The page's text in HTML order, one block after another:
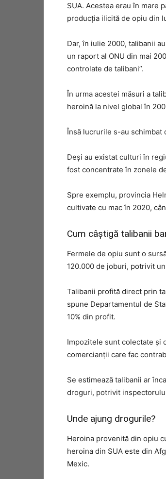
SUA. Acestea erau în mare
producția ilicită de opiu din
Dar, în iulie 2000, talibanii
un raport al ONU din mai
controlate de talibani”.
În urma acestei măsuri a
heroină la nivel global în
Însă lucrurile s-au schimbat
Deși au existat culturi în
fost concentrate în zonele
Spre exemplu, provincia
cultivate cu mac în 2020,
Cum câștigă talibanii
Fermele de opiu sunt o
120.000 de joburi, potrivit
Talibanii profită direct prin
spune Departamentul de
10% din profit.
Impozitele sunt colectate și
comercianții care fac
Se estimează talibanii ar
droguri, potrivit
Unde ajung drogurile?
Heroina provenită din opiu
heroina din SUA este din
Mexic.